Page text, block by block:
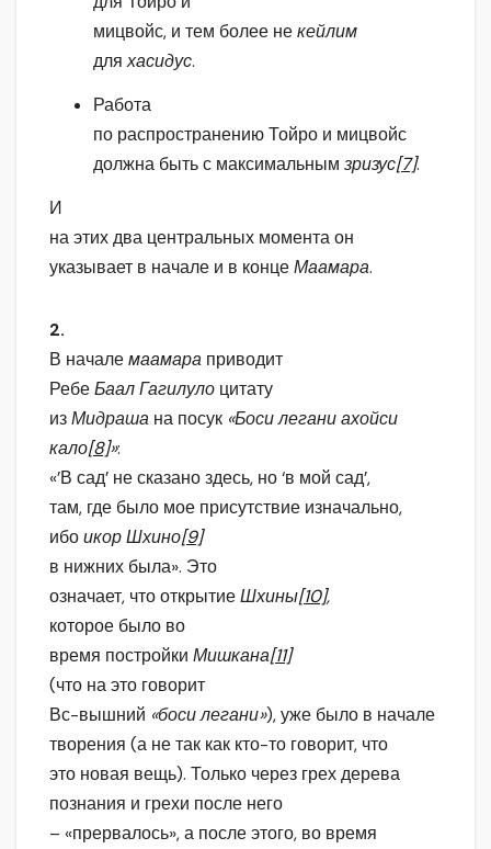
мицвойс, и тем более некейлим
дляхасидус.
Работа
по распространению Тойро и мицвойс
должна быть с максимальным зризус[7].
И
на этих два центральных момента он
указывает в начале и в концеМаамара.
2.
В началемаамара приводит
РебеБаал Гагилуло цитату
изМидраша на посук «Боси легани ахойси
кало[8]»:
«’В сад’ не сказано здесь, но ‘в мой сад’,
там, где было мое присутствие изначально,
ибоикор Шхино[9]
в нижних была». Это
означает, что открытиеШхины[10],
которое было во
время постройки Мишкана[11]
(что на это говорит
Вс-вышний «боси легани»), уже было в начале
творения (а не так как кто-то говорит, что
это новая вещь). Только через грех дерева
познания и грехи после него
– «прервалось», а после этого, во время